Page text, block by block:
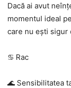
Dacă ai avut
momentul ideal
care nu ești sigur
♋ Rac
🌊 Sensibilitatea